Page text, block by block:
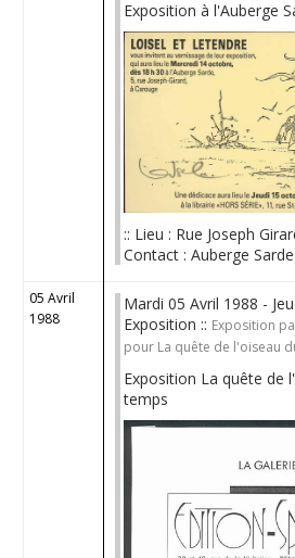
Exposition à l'Auberge
:: Lieu : Rue Joseph
Contact : Auberge Sarde
05 Avril
1988
Mardi 05 Avril 1988 -
Exposition :: Exposition
pour La quête de l'oiseau
Exposition La quête de
temps